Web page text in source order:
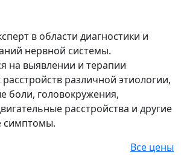
в области диагностики и
нервной системы.
на выявлении и терапии
различной этиологии,
боли, головокружения,
расстройства и другие
симптомы.
Все цены